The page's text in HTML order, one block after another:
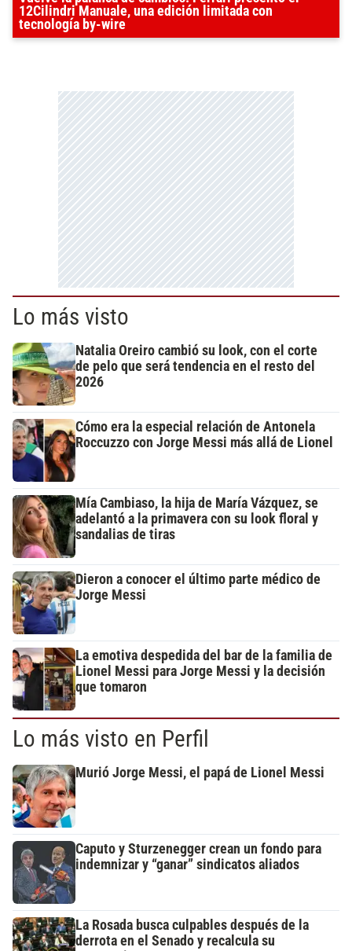
12Cilindri Manuale, una edición limitada con
tecnología by-wire
Lo más visto
Natalia Oreiro cambió su look, con el corte
de pelo que será tendencia en el resto del
2026
Cómo era la especial relación de Antonela
Roccuzzo con Jorge Messi más allá de Lionel
Mía Cambiaso, la hija de María Vázquez, se
adelantó a la primavera con su look floral y
sandalias de tiras
Dieron a conocer el último parte médico de
Jorge Messi
La emotiva despedida del bar de la familia de
Lionel Messi para Jorge Messi y la decisión
que tomaron
Lo más visto en Perfil
Murió Jorge Messi, el papá de Lionel Messi
Caputo y Sturzenegger crean un fondo para
indemnizar y “ganar” sindicatos aliados
La Rosada busca culpables después de la
derrota en el Senado y recalcula su